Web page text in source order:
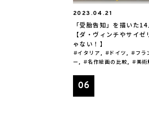
2023.04.21
「受胎告知」を描いた
【ダ・ヴィンチやサイゼ
ゃない！】
イタリア , ドイツ , フラ
ー , 名作絵画の比較, 美術